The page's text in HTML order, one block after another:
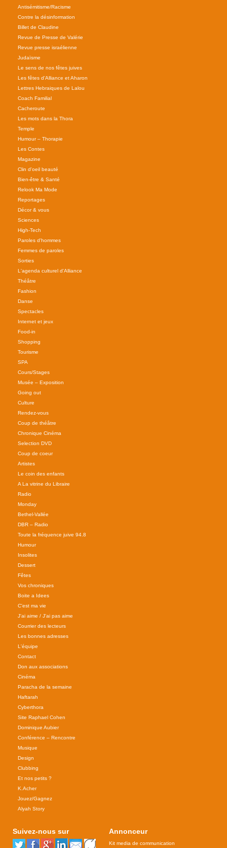
Antisémitisme/Racisme
Contre la désinformation
Billet de Claudine
Revue de Presse de Valérie
Revue presse israélienne
Judaïsme
Le sens de nos fêtes juives
Les fêtes d'Alliance et Aharon
Lettres Hebraiques de Lalou
Coach Familial
Cacheroute
Les mots dans la Thora
Temple
Humour – Thorapie
Les Contes
Magazine
Clin d'oeil beauté
Bien-être & Santé
Relook Ma Mode
Reportages
Décor & vous
Sciences
High-Tech
Paroles d'hommes
Femmes de paroles
Sorties
L'agenda culturel d'Alliance
Théâtre
Fashion
Danse
Spectacles
Internet et jeux
Food-in
Shopping
Tourisme
SPA
Cours/Stages
Musée – Exposition
Going out
Culture
Rendez-vous
Coup de théâtre
Chronique Cinéma
Selection DVD
Coup de coeur
Artistes
Le coin des enfants
A La vitrine du Libraire
Radio
Monday
Bethel-Vallée
DBR – Radio
Toute la fréquence juive 94.8
Humour
Insolites
Dessert
Fêtes
Vos chroniques
Boite a Idees
C'est ma vie
J'ai aime / J'ai pas aime
Courrier des lecteurs
Les bonnes adresses
L'équipe
Contact
Don aux associations
Cinéma
Paracha de la semaine
Haftarah
Cyberthora
Site Raphael Cohen
Dominique Aubier
Conférence – Rencontre
Musique
Design
Clubbing
Et nos petits ?
K.Acher
Jouez/Gagnez
Alyah Story
Suivez-nous sur Annonceur
Kit media de communication